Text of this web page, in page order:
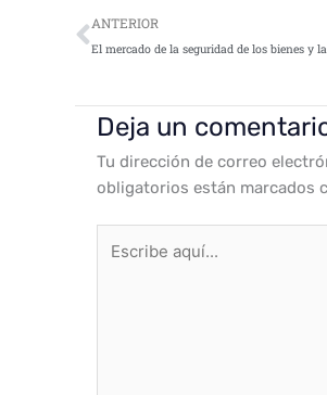
Ant
ANTERIOR
Deja un
Tu dirección de correo
obligatorios están marcados
aquí...